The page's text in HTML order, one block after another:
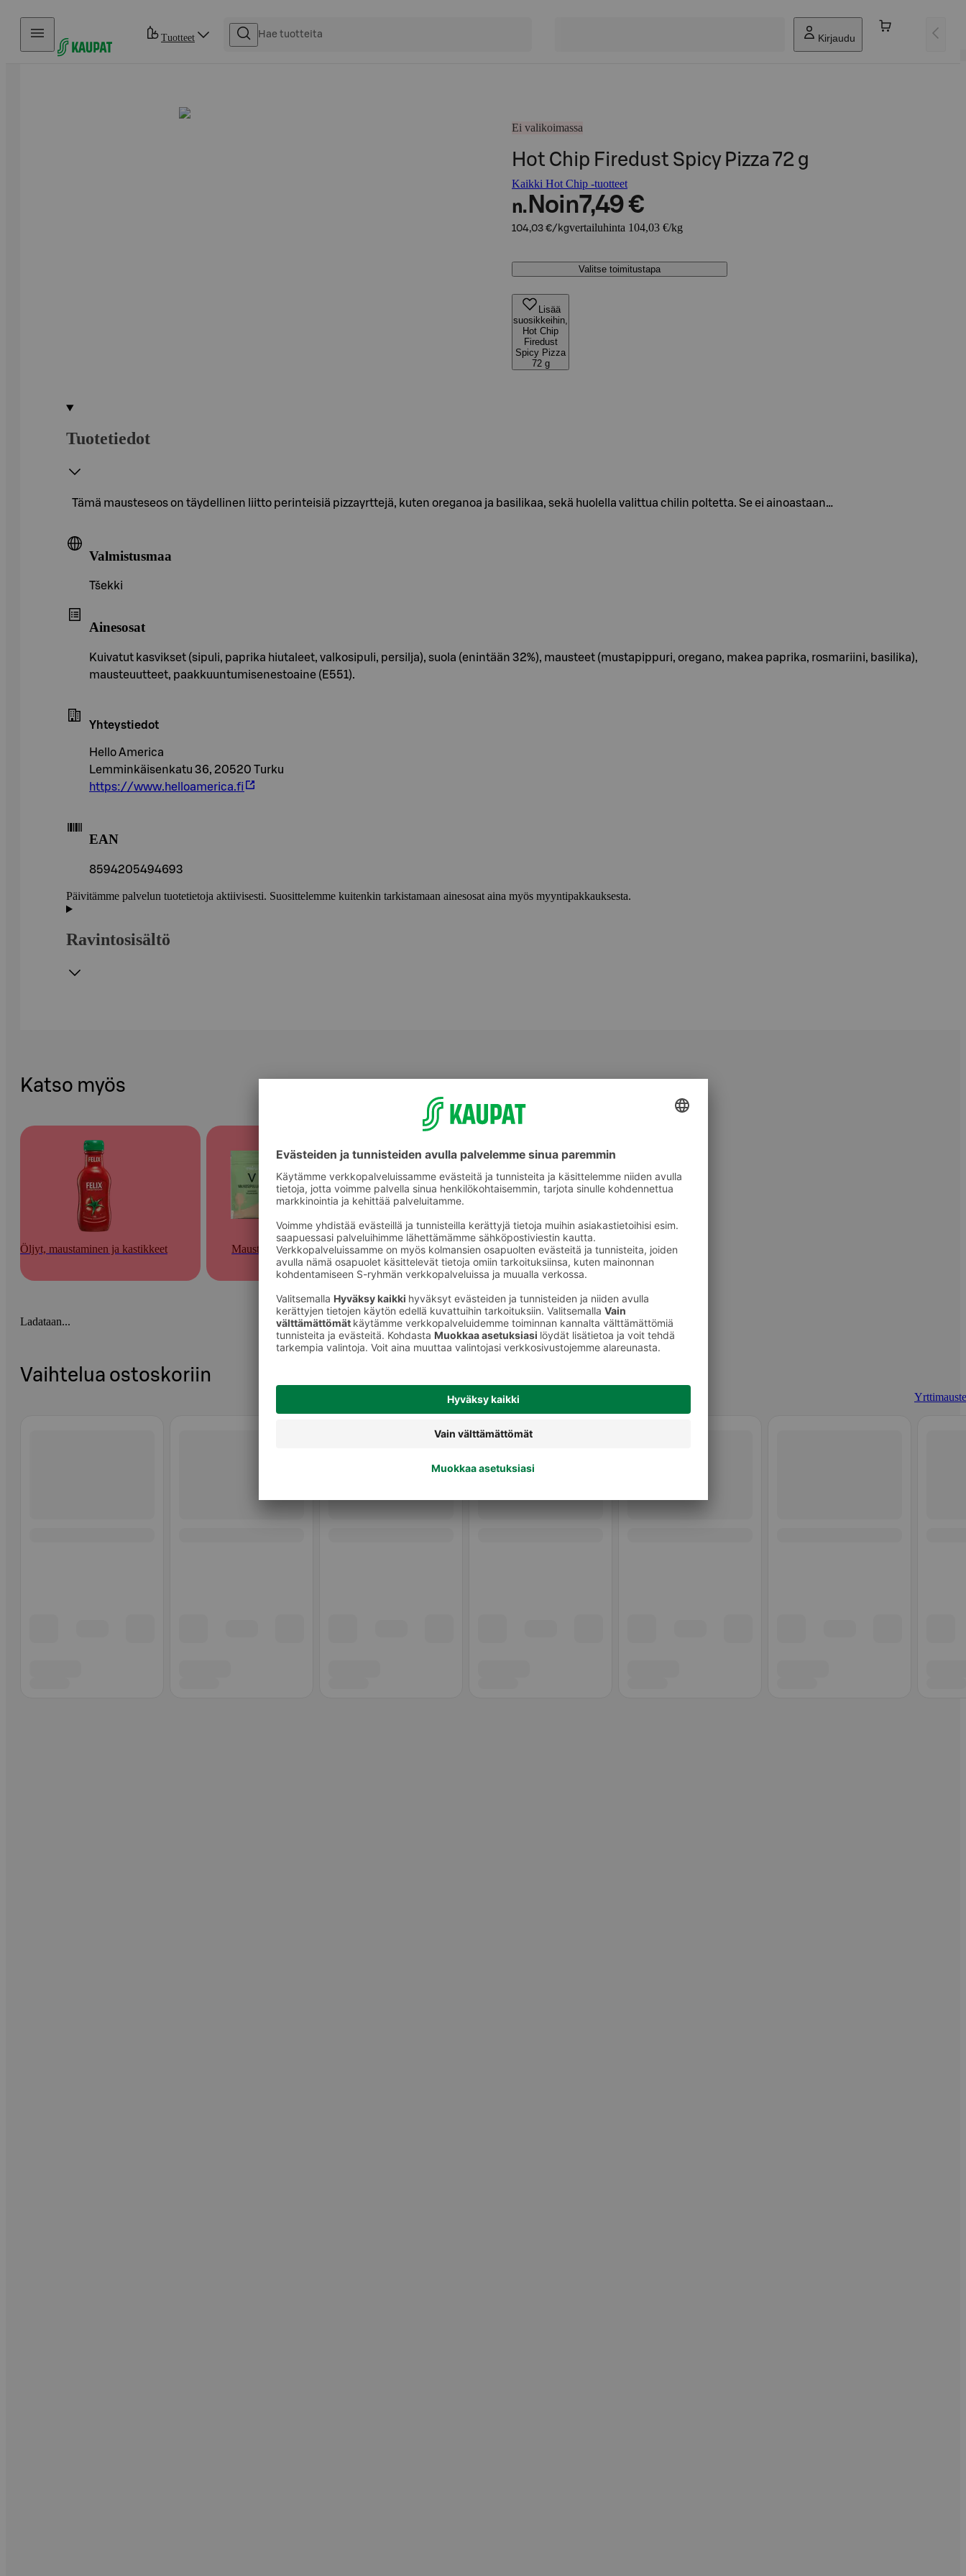
Hyppää sisältöön
Tuotteet Kirjaudu
Ei valikoimassa
Hot Chip Firedust Spicy Pizza 72 g
Kaikki Hot Chip -tuotteet
n. Noin7,49 €
104,03 €/kgvertailuhinta 104,03 €/kg
Valitse toimitustapa
Lisää
suosikkeihin,
Hot Chip
Firedust
Spicy Pizza
72 g
Tuotetiedot
Tämä mausteseos on täydellinen liitto perinteisiä pizzayrttejä, kuten oreganoa ja basilikaa, sekä huolella valittua chilin poltetta. Se ei ainoastaan…
Valmistusmaa
Tšekki
Ainesosat
Kuivatut kasvikset (sipuli, paprika hiutaleet, valkosipuli, persilja), suola (enintään 32%), mausteet (mustapippuri, oregano, makea paprika, rosmariini, basilika),
mausteuutteet, paakkuuntumisenestoaine (E551).
Yhteystiedot
Hello America
Lemminkäisenkatu 36, 20520 Turku
https://www.helloamerica.fi
EAN
8594205494693
Päivitämme palvelun tuotetietoja aktiivisesti. Suosittelemme kuitenkin tarkistamaan ainesosat aina myös myyntipakkauksesta.
Ravintosisältö
Katso myös
Öljyt, maustaminen ja kastikkeet Mausteet Yrttimausteet
Ladataan...
Vaihtelua ostoskoriin